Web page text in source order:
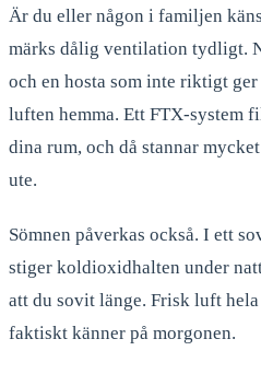
Är du eller någon i familjen
märks dålig ventilation tydligt.
och en hosta som inte riktigt
luften hemma. Ett FTX-system
dina rum, och då stannar
ute.
Sömnen påverkas också. I ett
stiger koldioxidhalten under
att du sovit länge. Frisk luft
faktiskt känner på morgonen.